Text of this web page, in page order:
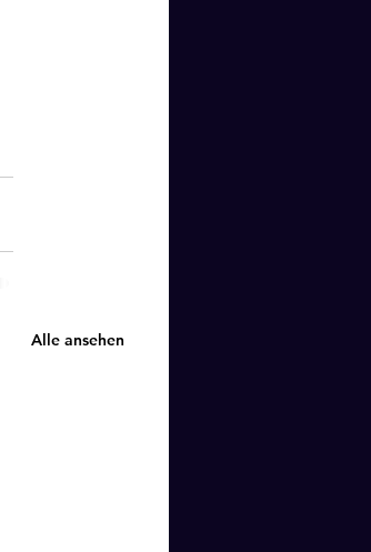
Alle ansehen